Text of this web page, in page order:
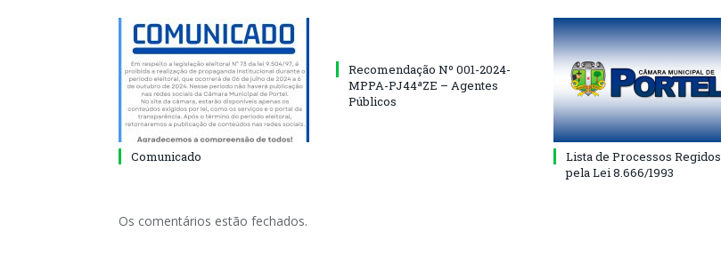
Comunicado
Recomendação Nº 001-2024-
MPPA-PJ44ªZE – Agentes
Públicos
Lista de Processos Regidos
pela Lei 8.666/1993
Os comentários estão fechados.